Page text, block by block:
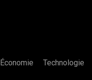
Économie Technologie